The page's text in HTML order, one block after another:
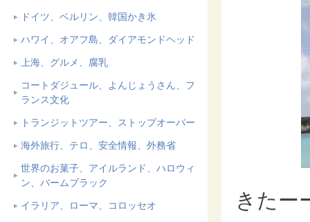
ドイツ、ベルリン、韓国かき氷
ハワイ、オアフ島、ダイアモンドヘッド
上海、グルメ、腐乳
コートダジュール、よんじょうさん、フ
ランス文化
トランジットツアー、ストップオーバー
海外旅行、テロ、安全情報、外務省
世界のお菓子、アイルランド、ハロウィ
ン、バームブラック
イラリア、ローマ、コロッセオ きたー